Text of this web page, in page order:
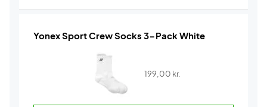
Yonex Sport Crew Socks 3-Pack White
199,00 kr.